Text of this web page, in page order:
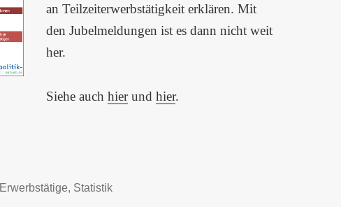
an Teilzeiterwerbstätigkeit erklären. Mit
den Jubelmeldungen ist es dann nicht weit
her.
Siehe auchhierundhier.
Erwerbstätige, Statistik